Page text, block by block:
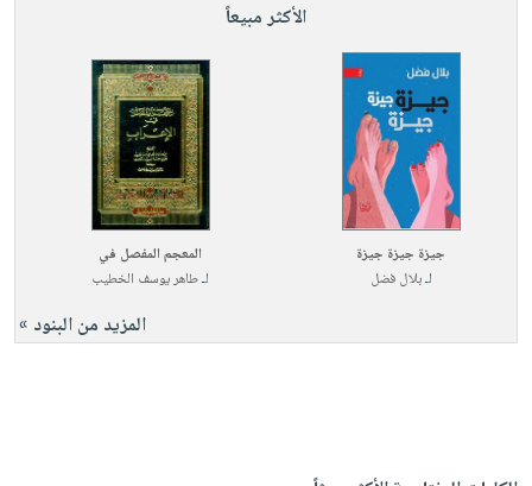
الأكثر مبيعاً
جيزة جيزة جيزة
لـبلال فضل
المعجم المفصل في
لـطاهر يوسف الخطيب
المزيد من البنود »